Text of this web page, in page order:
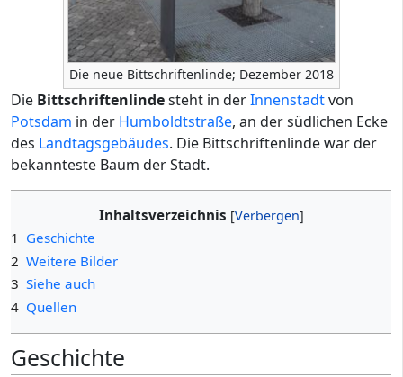
Die neue Bittschriftenlinde; Dezember 2018
Die Bittschriftenlindesteht in derInnenstadtvon
Potsdam in der Humboldtstraße, an der südlichen Ecke
des Landtagsgebäudes. Die Bittschriftenlinde war der
bekannteste Baum der Stadt.
Inhaltsverzeichnis
1 Geschichte
2 Weitere Bilder
3 Siehe auch
4 Quellen
Geschichte